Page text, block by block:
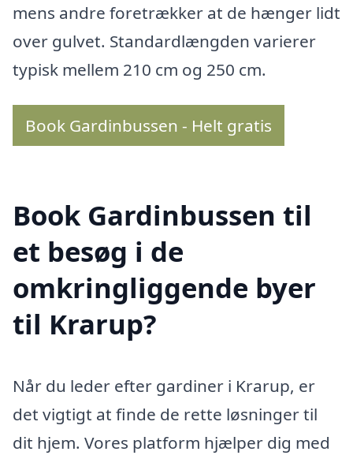
mens andre foretrækker at de hænger lidt
over gulvet. Standardlængden varierer
typisk mellem 210 cm og 250 cm.
Book Gardinbussen - Helt gratis
Book Gardinbussen til
et besøg i de
omkringliggende byer
til Krarup?
Når du leder efter gardiner i Krarup, er
det vigtigt at finde de rette løsninger til
dit hjem. Vores platform hjælper dig med